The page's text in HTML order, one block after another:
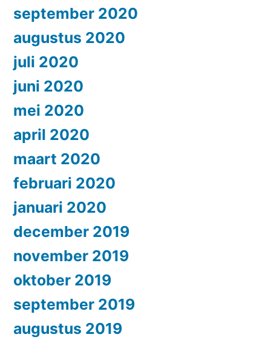
september 2020
augustus 2020
juli 2020
juni 2020
mei 2020
april 2020
maart 2020
februari 2020
januari 2020
december 2019
november 2019
oktober 2019
september 2019
augustus 2019